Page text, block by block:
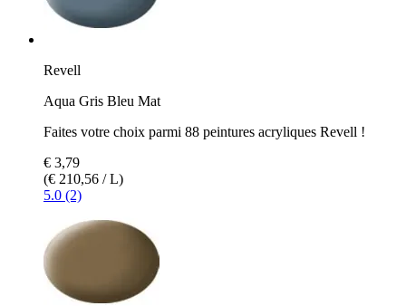
Revell
Aqua Gris Bleu Mat
Faites votre choix parmi 88 peintures acryliques Revell !
€ 3,79
(€ 210,56 / L)
5.0 (2)